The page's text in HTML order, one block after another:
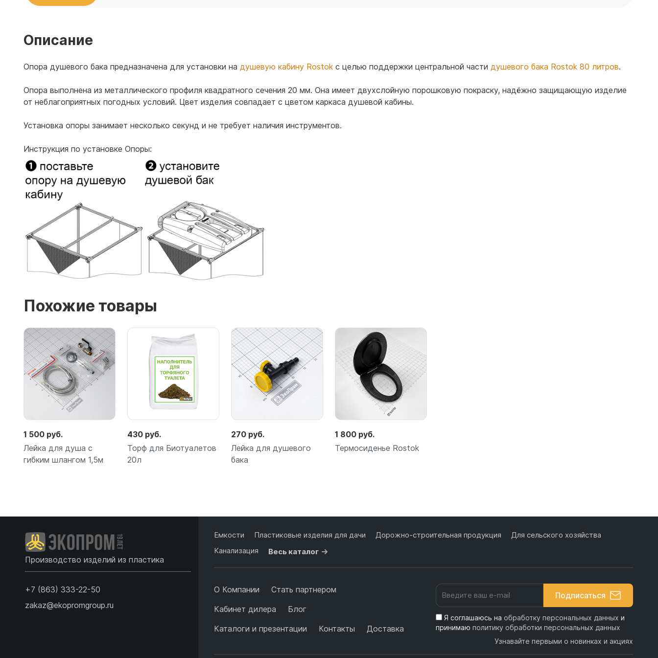
Описание
Опора душевого бака предназначена для установки на душевую кабину Rostok с целью поддержки центральной части душевого бака Rostok 80 литров.
Опора выполнена из металлического профиля квадратного сечения 20 мм. Она имеет двухслойную порошковую покраску, надёжно защищающую изделие
от неблагоприятных погодных условий. Цвет изделия совпадает с цветом каркаса душевой кабины.
Установка опоры занимает несколько секунд и не требует наличия инструментов.
Инструкция по установке Опоры:
Похожие товары
1 500 руб.
Лейка для душа с
гибким шлангом 1,5м
430 руб.
Торф для Биотуалетов
20л
270 руб.
Лейка для душевого
бака
1 800 руб.
Термосиденье Rostok
Производство изделий из пластика
+7 (863) 333-22-50
zakaz@ekopromgroup.ru
Емкости Пластиковые изделия для дачи Дорожно-строительная продукция
Для сельского хозяйства
Канализация
Весь каталог
О Компании
Стать партнером
Кабинет дилера
Блог
Каталоги и презентации
Контакты Доставка
Подписаться
Я соглашаюсь на обработку персональных данных и
принимаю политику обработки персональных данных
Узнавайте первыми о новинках и акциях